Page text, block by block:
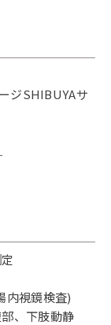
ジSHIBUYAサ
内視鏡検査)
、下肢動静